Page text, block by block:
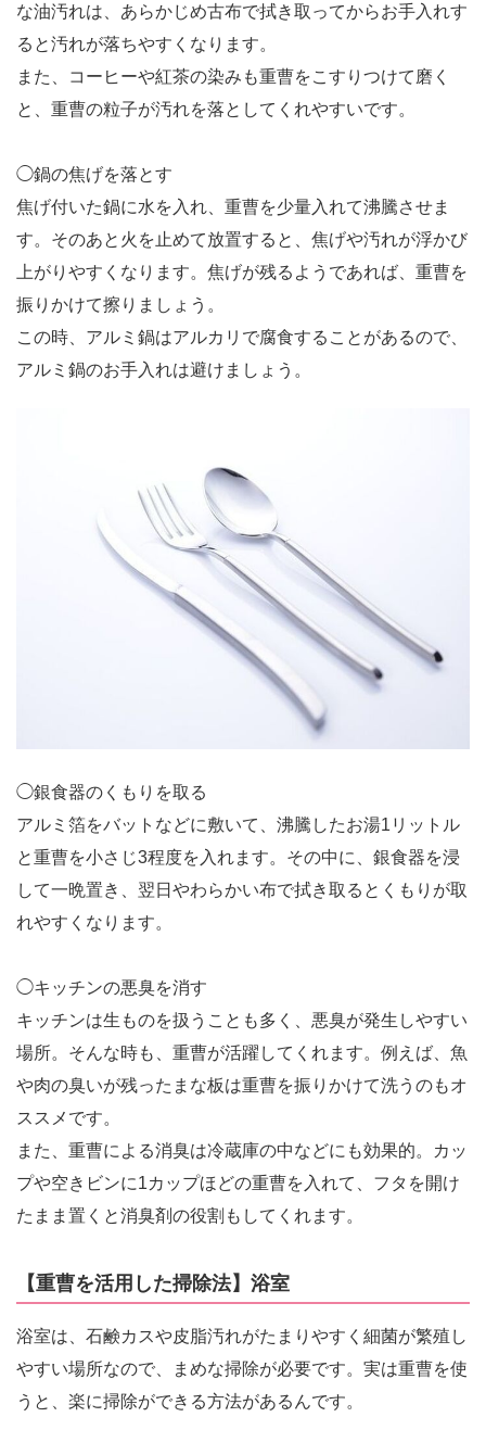
な油汚れは、あらかじめ古布で拭き取ってからお手入れす
ると汚れが落ちやすくなります。
また、コーヒーや紅茶の染みも重曹をこすりつけて磨く
と、重曹の粒子が汚れを落としてくれやすいです。
◯鍋の焦げを落とす
焦げ付いた鍋に水を入れ、重曹を少量入れて沸騰させま
す。そのあと火を止めて放置すると、焦げや汚れが浮かび
上がりやすくなります。焦げが残るようであれば、重曹を
振りかけて擦りましょう。
この時、アルミ鍋はアルカリで腐食することがあるので、
アルミ鍋のお手入れは避けましょう。
◯銀食器のくもりを取る
アルミ箔をバットなどに敷いて、沸騰したお湯1リットル
と重曹を小さじ3程度を入れます。その中に、銀食器を浸
して一晩置き、翌日やわらかい布で拭き取るとくもりが取
れやすくなります。
◯キッチンの悪臭を消す
キッチンは生ものを扱うことも多く、悪臭が発生しやすい
場所。そんな時も、重曹が活躍してくれます。例えば、魚
や肉の臭いが残ったまな板は重曹を振りかけて洗うのもオ
ススメです。
また、重曹による消臭は冷蔵庫の中などにも効果的。カッ
プや空きビンに1カップほどの重曹を入れて、フタを開け
たまま置くと消臭剤の役割もしてくれます。
【重曹を活用した掃除法】浴室
浴室は、石鹸カスや皮脂汚れがたまりやすく細菌が繁殖し
やすい場所なので、まめな掃除が必要です。実は重曹を使
うと、楽に掃除ができる方法があるんです。